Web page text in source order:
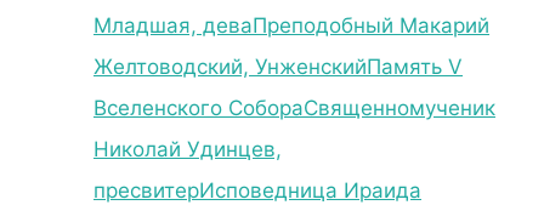
Младшая, деваПреподобный Макарий
Желтоводский, УнженскийПамять V
Вселенского СобораСвященномученик
Николай Удинцев,
пресвитерИсповедница Ираида